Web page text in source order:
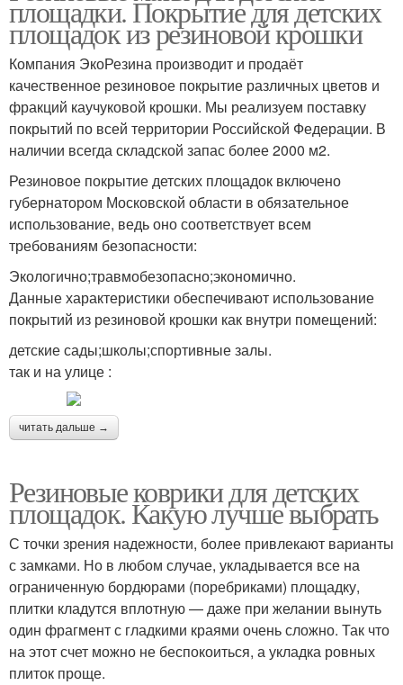
площадки. Покрытие для детских
площадок из резиновой крошки
Компания ЭкоРезина производит и продаёт
качественное резиновое покрытие различных цветов и
фракций каучуковой крошки. Мы реализуем поставку
покрытий по всей территории Российской Федерации. В
наличии всегда складской запас более 2000 м2.
Резиновое покрытие детских площадок включено
губернатором Московской области в обязательное
использование, ведь оно соответствует всем
требованиям безопасности:
Экологично;травмобезопасно;экономично.
Данные характеристики обеспечивают использование
покрытий из резиновой крошки как внутри помещений:
детские сады;школы;спортивные залы.
так и на улице :
читать дальше →
Резиновые коврики для детских
площадок. Какую лучше выбрать
С точки зрения надежности, более привлекают варианты
с замками. Но в любом случае, укладывается все на
ограниченную бордюрами (поребриками) площадку,
плитки кладутся вплотную — даже при желании вынуть
один фрагмент с гладкими краями очень сложно. Так что
на этот счет можно не беспокоиться, а укладка ровных
плиток проще.